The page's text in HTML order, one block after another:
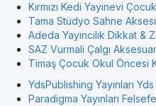
Kırmızı Kedi Yayınevi
Tama Stüdyo Sahne
Adeda Yayıncılık Dikkat &
SAZ Vurmali Çalgı
Timaş Çocuk Okul Öncesi
YdsPublishing Yayınları Yds
Paradigma Yayınları